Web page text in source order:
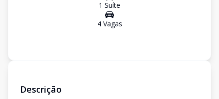
1 Suíte
4Vagas
Descrição